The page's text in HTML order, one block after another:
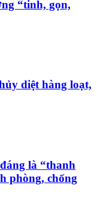
“tinh, gọn,
diệt hàng loạt,
là “thanh
phòng, chống